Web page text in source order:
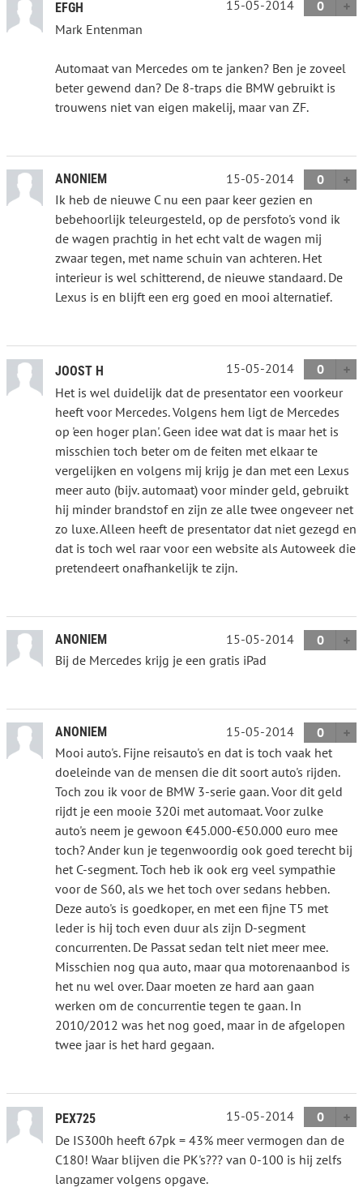
EFGH 15-05-2014
0
Mark Entenman
Automaat van Mercedes om te janken? Ben je zoveel
beter gewend dan? De 8-traps die BMW gebruikt is
trouwens niet van eigen makelij, maar van ZF.
ANONIEM 15-05-2014
0
Ik heb de nieuwe C nu een paar keer gezien en
bebehoorlijk teleurgesteld, op de persfoto's vond ik
de wagen prachtig in het echt valt de wagen mij
zwaar tegen, met name schuin van achteren. Het
interieur is wel schitterend, de nieuwe standaard. De
Lexus is en blijft een erg goed en mooi alternatief.
JOOST H 15-05-2014
0
Het is wel duidelijk dat de presentator een voorkeur
heeft voor Mercedes. Volgens hem ligt de Mercedes
op 'een hoger plan'. Geen idee wat dat is maar het is
misschien toch beter om de feiten met elkaar te
vergelijken en volgens mij krijg je dan met een Lexus
meer auto (bijv. automaat) voor minder geld, gebruikt
hij minder brandstof en zijn ze alle twee ongeveer net
zo luxe. Alleen heeft de presentator dat niet gezegd en
dat is toch wel raar voor een website als Autoweek die
pretendeert onafhankelijk te zijn.
ANONIEM 15-05-2014
0
Bij de Mercedes krijg je een gratis iPad
ANONIEM 15-05-2014
0
Mooi auto's. Fijne reisauto's en dat is toch vaak het
doeleinde van de mensen die dit soort auto's rijden.
Toch zou ik voor de BMW 3-serie gaan. Voor dit geld
rijdt je een mooie 320i met automaat. Voor zulke
auto's neem je gewoon €45.000-€50.000 euro mee
toch? Ander kun je tegenwoordig ook goed terecht bij
het C-segment. Toch heb ik ook erg veel sympathie
voor de S60, als we het toch over sedans hebben.
Deze auto's is goedkoper, en met een fijne T5 met
leder is hij toch even duur als zijn D-segment
concurrenten. De Passat sedan telt niet meer mee.
Misschien nog qua auto, maar qua motorenaanbod is
het nu wel over. Daar moeten ze hard aan gaan
werken om de concurrentie tegen te gaan. In
2010/2012 was het nog goed, maar in de afgelopen
twee jaar is het hard gegaan.
PEX725 15-05-2014
0
De IS300h heeft 67pk = 43% meer vermogen dan de
C180! Waar blijven die PK's??? van 0-100 is hij zelfs
langzamer volgens opgave.